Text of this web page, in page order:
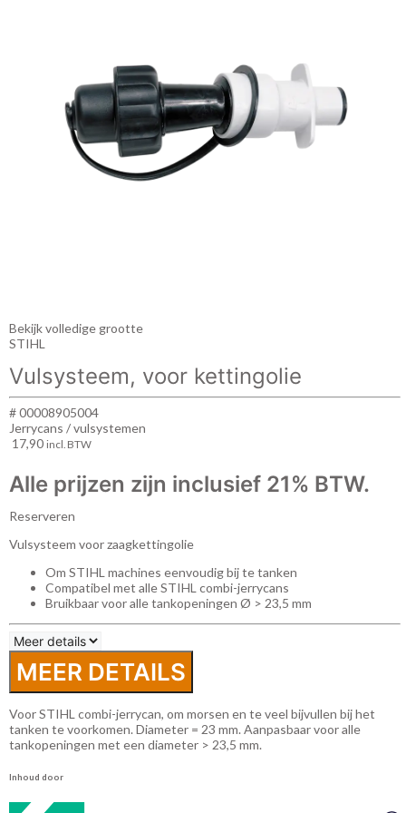
Bekijk volledige grootte
STIHL
Vulsysteem, voor kettingolie
# 00008905004
Jerrycans / vulsystemen
17,90 incl. BTW
Alle prijzen zijn inclusief 21% BTW.
Reserveren
Vulsysteem voor zaagkettingolie
Om STIHL machines eenvoudig bij te tanken
Compatibel met alle STIHL combi-jerrycans
Bruikbaar voor alle tankopeningen Ø > 23,5 mm
MEER DETAILS
Voor STIHL combi-jerrycan, om morsen en te veel bijvullen bij het
tanken te voorkomen. Diameter = 23 mm. Aanpasbaar voor alle
tankopeningen met een diameter > 23,5 mm.
Inhoud door